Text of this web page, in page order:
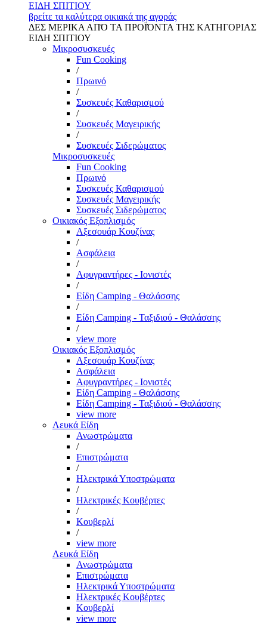
ΕΙΔΗ ΣΠΙΤΙΟΥ
βρείτε τα καλύτερα οικιακά της αγοράς
ΔΕΣ ΜΕΡΙΚΑ ΑΠΌ ΤΑ ΠΡΟΪΌΝΤΑ ΤΗΣ ΚΑΤΗΓΟΡΙΑΣ
ΕΙΔΗ ΣΠΙΤΙΟΥ
Μικροσυσκευές
Fun Cooking
/
Πρωινό
/
Συσκευές Καθαρισμού
/
Συσκευές Μαγειρικής
/
Συσκευές Σιδερώματος
Μικροσυσκευές
Fun Cooking
Πρωινό
Συσκευές Καθαρισμού
Συσκευές Μαγειρικής
Συσκευές Σιδερώματος
Οικιακός Εξοπλισμός
Αξεσουάρ Κουζίνας
/
Ασφάλεια
/
Αφυγραντήρες - Ιονιστές
/
Είδη Camping - Θαλάσσης
/
Είδη Camping - Ταξιδιού - Θαλάσσης
/
view more
Οικιακός Εξοπλισμός
Αξεσουάρ Κουζίνας
Ασφάλεια
Αφυγραντήρες - Ιονιστές
Είδη Camping - Θαλάσσης
Είδη Camping - Ταξιδιού - Θαλάσσης
view more
Λευκά Είδη
Ανωστρώματα
/
Επιστρώματα
/
Ηλεκτρικά Υποστρώματα
/
Ηλεκτρικές Κουβέρτες
/
Κουβερλί
/
view more
Λευκά Είδη
Ανωστρώματα
Επιστρώματα
Ηλεκτρικά Υποστρώματα
Ηλεκτρικές Κουβέρτες
Κουβερλί
view more